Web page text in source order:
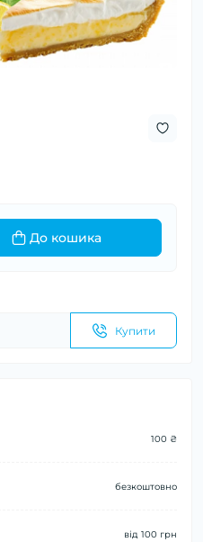
До кошика
Купити
100 ₴
безкоштовно
від 100 грн